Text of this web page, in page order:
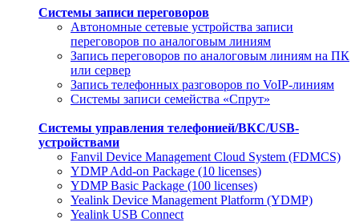
Системы записи переговоров
Автономные сетевые устройства записи
переговоров по аналоговым линиям
Запись переговоров по аналоговым линиям на ПК
или сервер
Запись телефонных разговоров по VoIP-линиям
Системы записи семейства «Спрут»
Системы управления телефонией/ВКС/USB-
устройствами
Fanvil Device Management Cloud System (FDMCS)
YDMP Add-on Package (10 licenses)
YDMP Basic Package (100 licenses)
Yealink Device Management Platform (YDMP)
Yealink USB Connect